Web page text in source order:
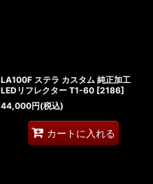
LA100F ステラ カスタム 純正加工
LEDリフレクター T1-60 [2186]
44,000円(税込)
カートに入れる